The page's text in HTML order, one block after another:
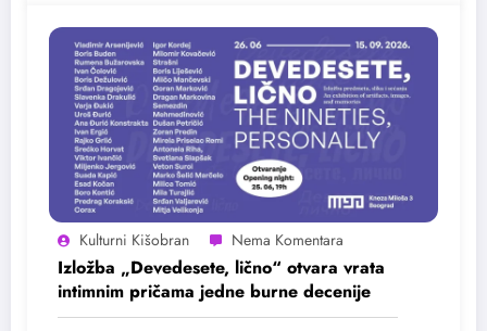
Kulturni Kišobran
Izložba „Devedesete, lično“ otvara vrata
intimnim pričama jedne burne decenije